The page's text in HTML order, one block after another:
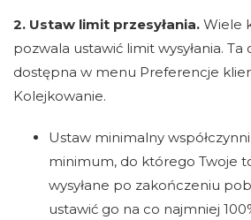
2. Ustaw limit przesyłania. Wiele
pozwala ustawić limit wysyłania.
dostępna w menu Preferencje
Kolejkowanie.
Ustaw minimalny
minimum, do którego Twoje
wysyłane po zakończeniu
ustawić go na co najmniej